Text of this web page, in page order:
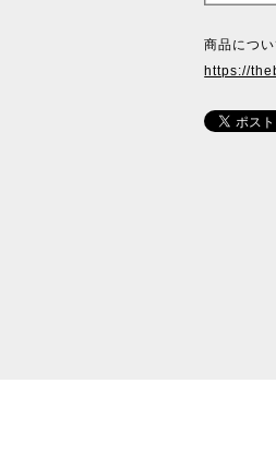
商品につ
https://